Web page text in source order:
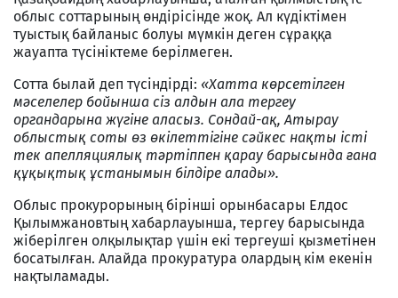
облыс соттарының өндірісінде жоқ. Ал күдіктімен
туыстық байланыс болуы мүмкін деген сұраққа
жауапта түсініктеме берілмеген.
Сотта былай деп түсіндірді: «Хатта көрсетілген
мәселелер бойынша сіз алдын ала тергеу
органдарына жүгіне аласыз. Сондай-ақ, Атырау
облыстық соты өз өкілеттігіне сәйкес нақты істі
тек апелляциялық тәртіппен қарау барысында ғана
құқықтық ұстанымын білдіре алады».
Облыс прокурорының бірінші орынбасары Елдос
Қылымжановтың хабарлауынша, тергеу барысында
жіберілген олқылықтар үшін екі тергеуші қызметінен
босатылған. Алайда прокуратура олардың кім екенін
нақтыламады.